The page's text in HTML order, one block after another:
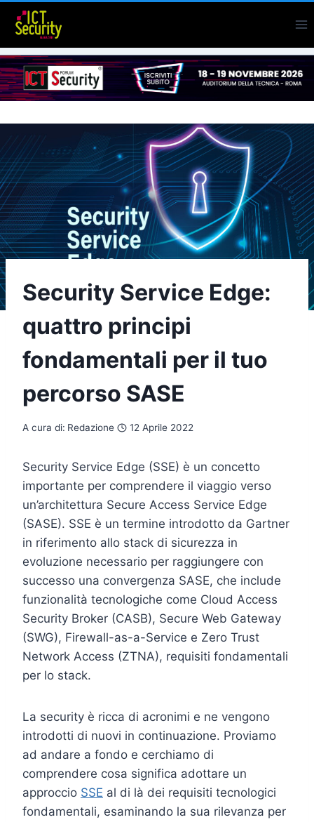
Salta
contenuto
Security Service Edge:
quattro principi
fondamentali per il tuo
percorso SASE
A cura di: Redazione 12 Aprile 2022
Security Service Edge (SSE) è un concetto
importante per comprendere il viaggio verso
un’architettura Secure Access Service Edge
(SASE). SSE è un termine introdotto da Gartner
in riferimento allo stack di sicurezza in
evoluzione necessario per raggiungere con
successo una convergenza SASE, che include
funzionalità tecnologiche come Cloud Access
Security Broker (CASB), Secure Web Gateway
(SWG), Firewall-as-a-Service e Zero Trust
Network Access (ZTNA), requisiti fondamentali
per lo stack.
La security è ricca di acronimi e ne vengono
introdotti di nuovi in continuazione. Proviamo
ad andare a fondo e cerchiamo di
comprendere cosa significa adottare un
approccio SSE al di là dei requisiti tecnologici
fondamentali, esaminando la sua rilevanza per